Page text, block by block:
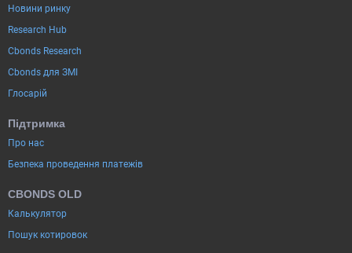
Новини ринку
Research Hub
Cbonds Research
Cbonds для ЗМІ
Глосарій
Підтримка
Про нас
Безпека проведення платежів
CBONDS OLD
Калькулятор
Пошук котировок